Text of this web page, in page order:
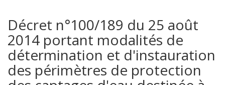
Décret n°100/189 du 25 août
2014 portant modalités de
détermination et d'instauration
des périmètres de protection